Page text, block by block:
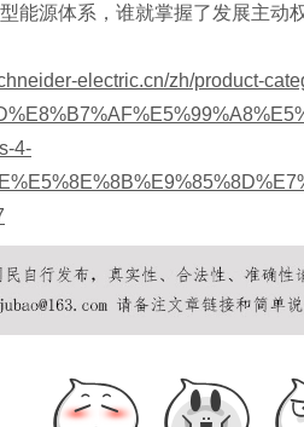
能源体系，谁就掌握了发展主动
electric.cn/zh/product-
4-